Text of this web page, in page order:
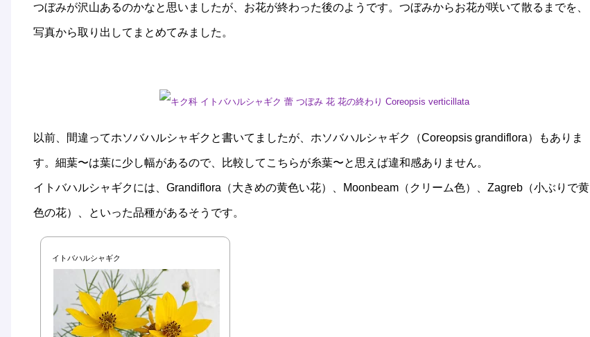
つぼみが沢山あるのかなと思いましたが、お花が終わった後のようです。つぼみからお花が咲いて散るまでを、
写真から取り出してまとめてみました。
以前、間違ってホソバハルシャギクと書いてましたが、ホソバハルシャギク（Coreopsis grandiflora）もありま
す。細葉〜は葉に少し幅があるので、比較してこちらが糸葉〜と思えば違和感ありません。
イトバハルシャギクには、Grandiflora（大きめの黄色い花）、Moonbeam（クリーム色）、Zagreb（小ぶりで黄
色の花）、といった品種があるそうです。
イトバハルシャギク